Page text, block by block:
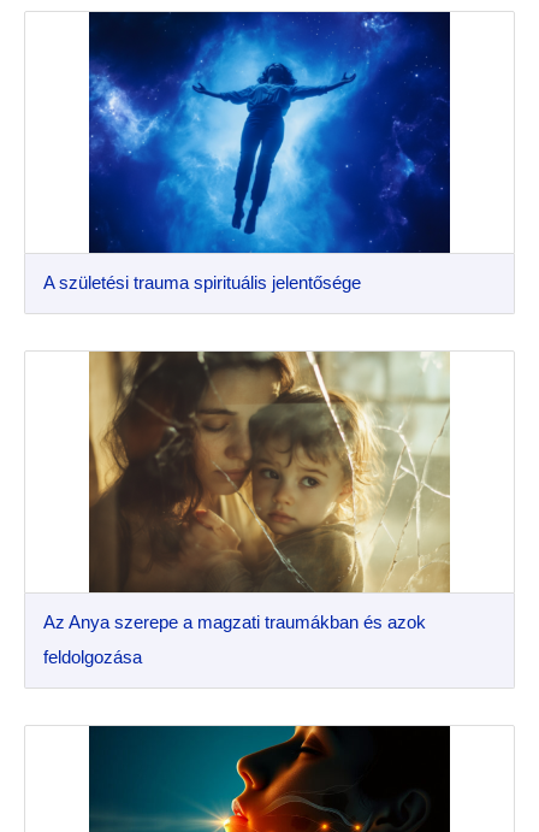
A születési trauma spirituális jelentősége
Az Anya szerepe a magzati traumákban és azok
feldolgozása